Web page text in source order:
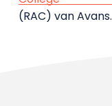
(RAC) van Avans.